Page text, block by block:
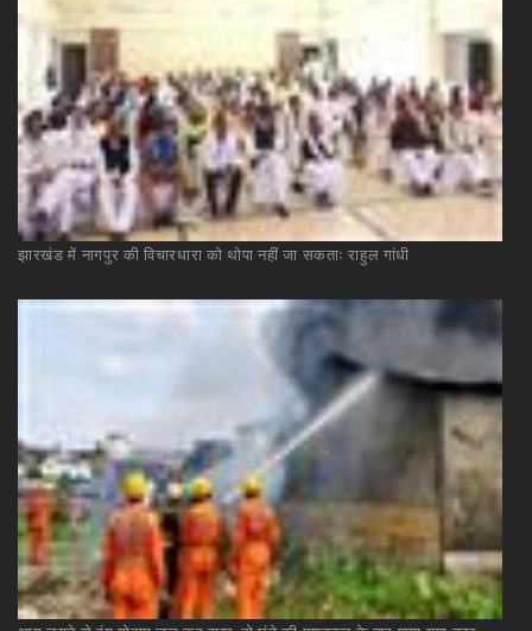
झारखंड में नागपुर की विचारधारा को थोपा नहीं जा सकताः राहुल गांधी